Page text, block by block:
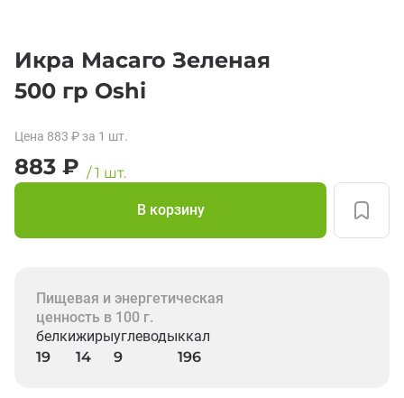
Икра Масаго Зеленая
500 гр Oshi
Цена 883 ₽ за 1 шт.
883 ₽ /1 шт.
В корзину
Пищевая и энергетическая
ценность в 100 г.
белки
19
жиры
14
углеводы
9
ккал
196